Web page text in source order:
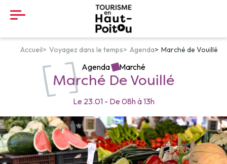
Panneau de gestion des cookies
Accueil Voyagez dans le temps Agenda Marché de Vouillé
Agenda Marché
Marché De Vouillé
Le 23.01 - De 08hà13h